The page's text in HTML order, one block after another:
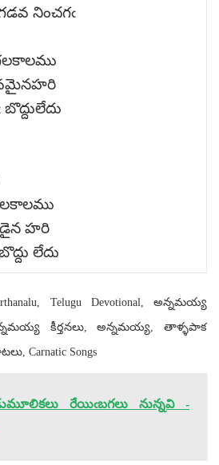
నించగఁ
హరి
లేదు
Telugu Devotional, అన్నమయ్య
కీర్తనలు, అన్నమయ్య, తాళ్ళపాక
Carnatic Songs
రేయిఁబగలు నున్నవి -